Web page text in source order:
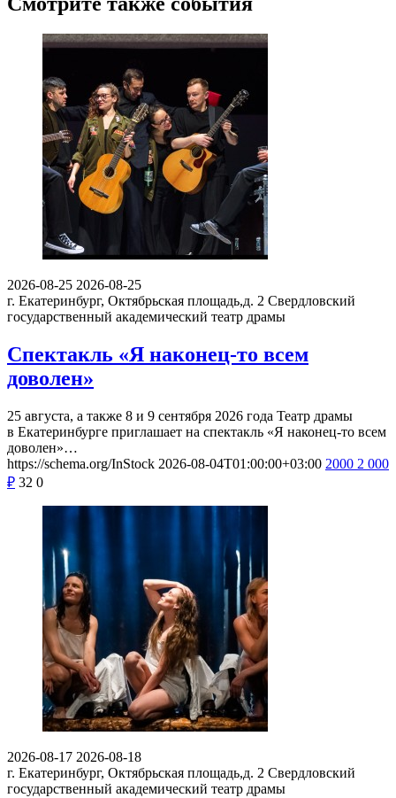
2026-08-25 2026-08-25
г. Екатеринбург, Октябрьская площадь,д. 2 Свердловский
государственный академический театр драмы
Спектакль «Я наконец-то всем
доволен»
25 августа, а также 8 и 9 сентября 2026 года Театр драмы
в Екатеринбурге приглашает на спектакль «Я наконец-то всем
доволен»…
https://schema.org/InStock 2026-08-04T01:00:00+03:00 2000 2 000
₽ 32 0
2026-08-17 2026-08-18
г. Екатеринбург, Октябрьская площадь,д. 2 Свердловский
государственный академический театр драмы